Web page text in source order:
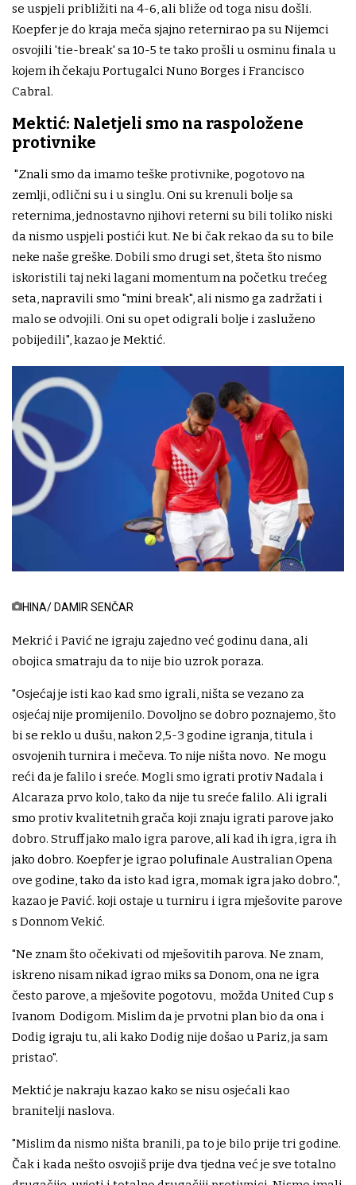
se uspjeli približiti na 4-6, ali bliže od toga nisu došli.
Koepfer je do kraja meča sjajno reternirao pa su Nijemci
osvojili 'tie-break' sa 10-5 te tako prošli u osminu finala u
kojem ih čekaju Portugalci Nuno Borges i Francisco
Cabral.
Mektić: Naletjeli smo na raspoložene
protivnike
"Znali smo da imamo teške protivnike, pogotovo na
zemlji, odlični su i u singlu. Oni su krenuli bolje sa
reternima, jednostavno njihovi reterni su bili toliko niski
da nismo uspjeli postići kut. Ne bi čak rekao da su to bile
neke naše greške. Dobili smo drugi set, šteta što nismo
iskoristili taj neki lagani momentum na početku trećeg
seta, napravili smo "mini break", ali nismo ga zadržati i
malo se odvojili. Oni su opet odigrali bolje i zasluženo
pobijedili", kazao je Mektić.
HINA/ DAMIR SENČAR
Mekrić i Pavić ne igraju zajedno već godinu dana, ali
obojica smatraju da to nije bio uzrok poraza.
"Osjećaj je isti kao kad smo igrali, ništa se vezano za
osjećaj nije promijenilo. Dovoljno se dobro poznajemo, što
bi se reklo u dušu, nakon 2,5-3 godine igranja, titula i
osvojenih turnira i mečeva. To nije ništa novo. Ne mogu
reći da je falilo i sreće. Mogli smo igrati protiv Nadala i
Alcaraza prvo kolo, tako da nije tu sreće falilo. Ali igrali
smo protiv kvalitetnih grača koji znaju igrati parove jako
dobro. Struff jako malo igra parove, ali kad ih igra, igra ih
jako dobro. Koepfer je igrao polufinale Australian Opena
ove godine, tako da isto kad igra, momak igra jako dobro.",
kazao je Pavić. koji ostaje u turniru i igra mješovite parove
s Donnom Vekić.
"Ne znam što očekivati od mješovitih parova. Ne znam,
iskreno nisam nikad igrao miks sa Donom, ona ne igra
često parove, a mješovite pogotovu, možda United Cup s
Ivanom Dodigom. Mislim da je prvotni plan bio da ona i
Dodig igraju tu, ali kako Dodig nije došao u Pariz, ja sam
pristao".
Mektić je nakraju kazao kako se nisu osjećali kao
branitelji naslova.
"Mislim da nismo ništa branili, pa to je bilo prije tri godine.
Čak i kada nešto osvojiš prije dva tjedna već je sve totalno